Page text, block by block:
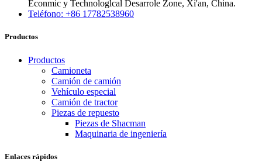
Econmic y Technologlcal Desarrole Zone, Xi'an, China.
Teléfono: +86 17782538960
Productos
Productos
Camioneta
Camión de camión
Vehículo especial
Camión de tractor
Piezas de repuesto
Piezas de Shacman
Maquinaria de ingeniería
Enlaces rápidos